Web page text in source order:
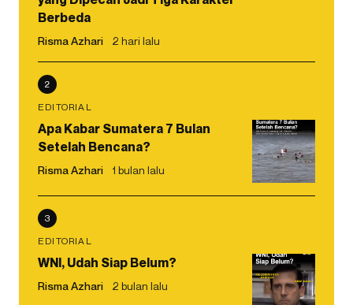
Berbeda
Risma Azhari 2 hari lalu
2
EDITORIAL
Apa Kabar Sumatera 7 Bulan
Setelah Bencana?
Risma Azhari 1 bulan lalu
3
EDITORIAL
WNI, Udah Siap Belum?
Risma Azhari 2 bulan lalu